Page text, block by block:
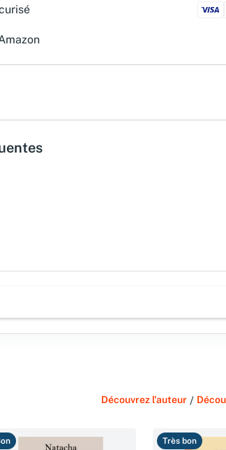
Découvrez l'auteur /
Très bon